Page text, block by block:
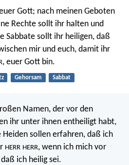
Gott; nach meinen Geboten
Rechte sollt ihr halten und
Sabbate sollt ihr heiligen, daß
mir und euch, damit ihr
, euer Gott bin.
Gehorsam Sabbat
Namen, der vor den
ihr unter ihnen entheiligt habt,
Heiden sollen erfahren, daß ich
HERR HERR, wenn ich mich vor
ich heilig sei.